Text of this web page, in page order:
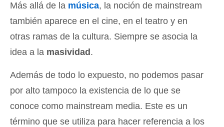
Más allá de la música, la noción de mainstream
también aparece en el cine, en el teatro y en
otras ramas de la cultura. Siempre se asocia la
idea a la masividad .
Además de todo lo expuesto, no podemos pasar
por alto tampoco la existencia de lo que se
conoce como mainstream media. Este es un
término que se utiliza para hacer referencia a los